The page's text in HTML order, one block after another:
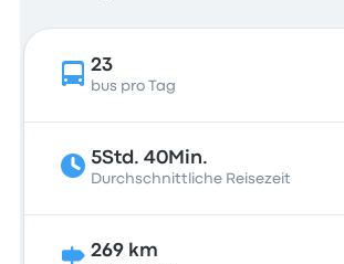
23
bus pro Tag
5Std. 40Min.
Durchschnittliche Reisezeit
269 km